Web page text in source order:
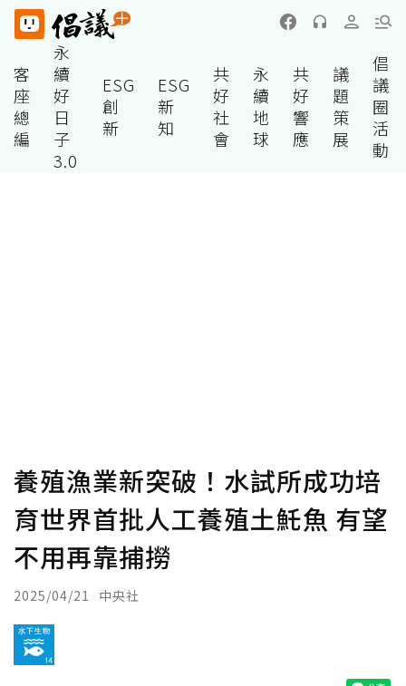
客
座
總
編
永
續
好
日
子
3.0
ESG
創
新
ESG
新
知
共
好
社
會
永
續
地
球
共
好
響
應
議
題
策
展
倡
議
圈
活
動
養殖漁業新突破！水試所成功培
育世界首批人工養殖土魠魚 有望
不用再靠捕撈
2025/04/21 中央社